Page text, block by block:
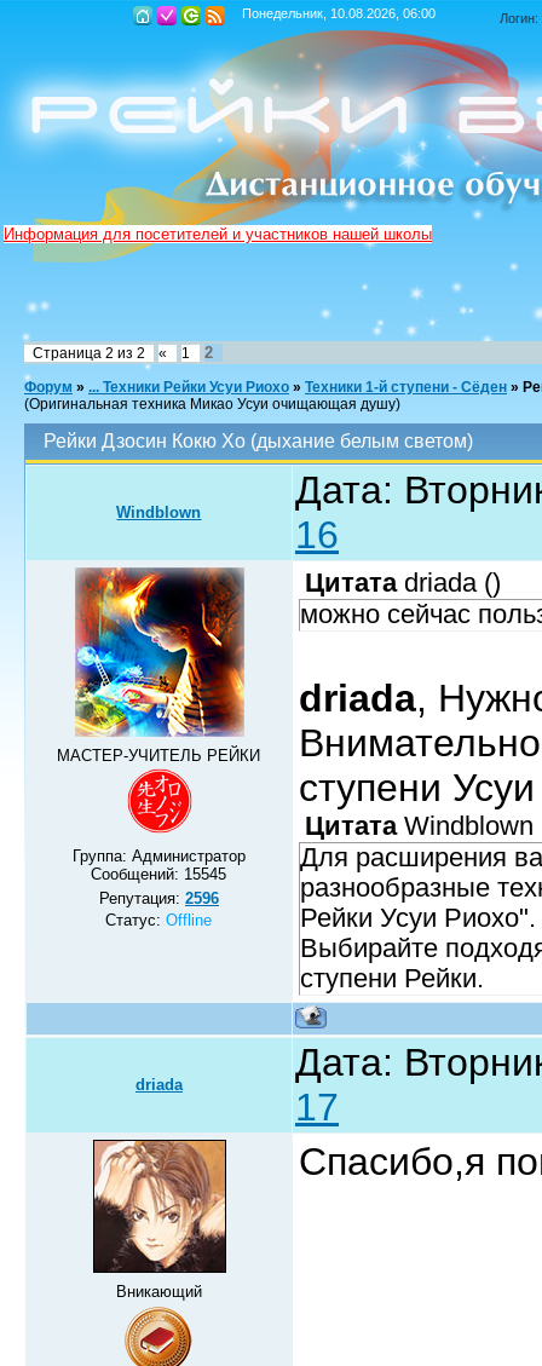
Понедельник, 10.08.2026, 06:00 Логин:
Информация для посетителей и участников нашей школы
Страница 2 из 2 « 1 2
Форум » ... Техники Рейки Усуи Риохо » Техники 1-й ступени - Сёден »
(Оригинальная техника Микао Усуи очищающая душу)
Рейки Дзосин Кокю Хо (дыхание белым светом)
Windblown
Дата:
16
МАСТЕР-УЧИТЕЛЬ РЕЙКИ
Группа: Администратор
Сообщений: 15545
Репутация: 2596
Статус:Offline
Цитата driada ()
можно сейчас
driada,
ступени
Цитата Windblown
Для расширения
разнообразные
Рейки Усуи Риохо".
Выбирайте
ступени Рейки.
driada
Дата:
17
Вникающий
Спасибо,я